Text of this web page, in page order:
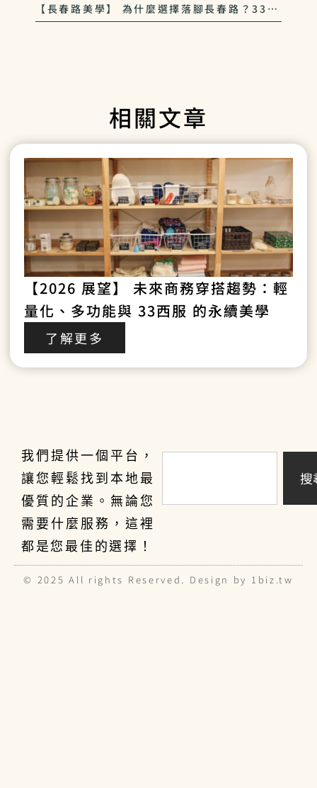
【長春路美學】 為什麼選擇落腳長春路？33西
服對中山區紳士文化的致敬
相關文章
【2026 展望】 未來商務穿搭趨勢：輕
量化、多功能與 33西服 的永續美學
了解更多
我們提供一個平台，
讓您輕鬆找到本地最
優質的企業。無論您
需要什麼服務，這裡
都是您最佳的選擇！
搜
© 2025 All rights Reserved. Design by 1biz.tw